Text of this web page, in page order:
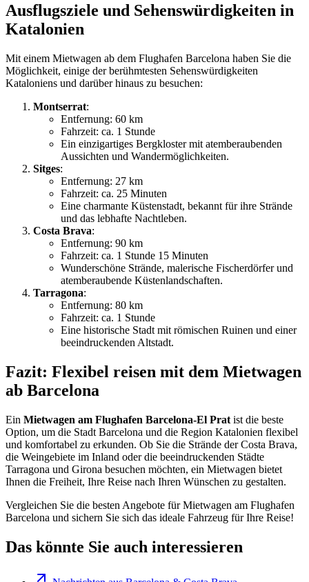
Ausflugsziele und Sehenswürdigkeiten in
Katalonien
Mit einem Mietwagen ab dem Flughafen Barcelona haben Sie die
Möglichkeit, einige der berühmtesten Sehenswürdigkeiten
Kataloniens und darüber hinaus zu besuchen:
Montserrat:
Entfernung: 60 km
Fahrzeit: ca. 1 Stunde
Ein einzigartiges Bergkloster mit atemberaubenden
Aussichten und Wandermöglichkeiten.
Sitges:
Entfernung: 27 km
Fahrzeit: ca. 25 Minuten
Eine charmante Küstenstadt, bekannt für ihre Strände
und das lebhafte Nachtleben.
Costa Brava:
Entfernung: 90 km
Fahrzeit: ca. 1 Stunde 15 Minuten
Wunderschöne Strände, malerische Fischerdörfer und
atemberaubende Küstenlandschaften.
Tarragona:
Entfernung: 80 km
Fahrzeit: ca. 1 Stunde
Eine historische Stadt mit römischen Ruinen und einer
beeindruckenden Altstadt.
Fazit: Flexibel reisen mit dem Mietwagen
ab Barcelona
Ein Mietwagen am Flughafen Barcelona-El Prat ist die beste
Option, um die Stadt Barcelona und die Region Katalonien flexibel
und komfortabel zu erkunden. Ob Sie die Strände der Costa Brava,
die Weingebiete im Inland oder die beeindruckenden Städte
Tarragona und Girona besuchen möchten, ein Mietwagen bietet
Ihnen die Freiheit, Ihre Reise nach Ihren Wünschen zu gestalten.
Vergleichen Sie die besten Angebote für Mietwagen am Flughafen
Barcelona und sichern Sie sich das ideale Fahrzeug für Ihre Reise!
Das könnte Sie auch interessieren